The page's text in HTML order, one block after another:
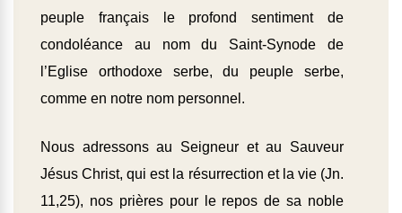
peuple français le profond sentiment de
condoléance au nom du Saint-Synode de
l’Eglise orthodoxe serbe, du peuple serbe,
comme en notre nom personnel.
Nous adressons au Seigneur et au Sauveur
Jésus Christ, qui est la résurrection et la vie (Jn.
11,25), nos prières pour le repos de sa noble